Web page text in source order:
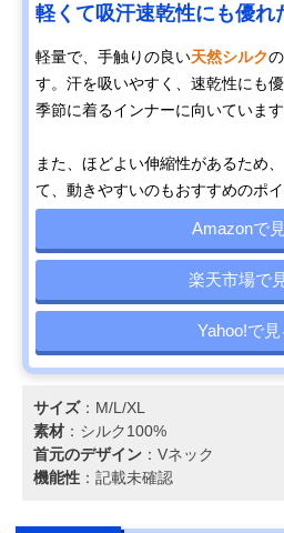
軽くて吸汗速乾性にも優れ
軽量で、手触りの良い天然シルク
す。汗を吸いやすく、速乾性にも
季節に着るインナーに向いています
また、ほどよい伸縮性があるため
て、動きやすいのもおすすめのポイ
Amazonで
楽天市場で
Yahoo!で見
サイズ：M/L/XL
素材 ：シルク100%
首元のデザイン ：Vネック
機能性 ：記載未確認